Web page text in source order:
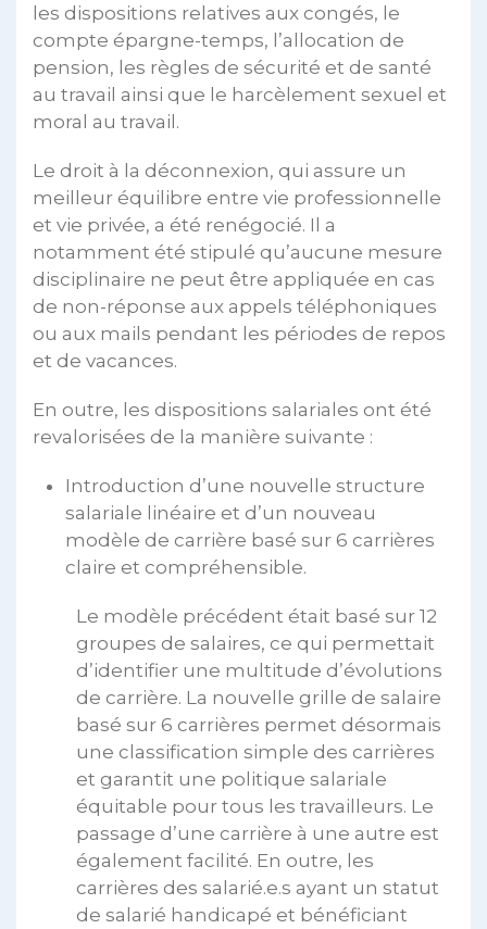
les dispositions relatives aux congés, le
compte épargne-temps, l’allocation de
pension, les règles de sécurité et de santé
au travail ainsi que le harcèlement sexuel et
moral au travail.
Le droit à la déconnexion, qui assure un
meilleur équilibre entre vie professionnelle
et vie privée, a été renégocié. Il a
notamment été stipulé qu’aucune mesure
disciplinaire ne peut être appliquée en cas
de non-réponse aux appels téléphoniques
ou aux mails pendant les périodes de repos
et de vacances.
En outre, les dispositions salariales ont été
revalorisées de la manière suivante :
Introduction d’une nouvelle structure
salariale linéaire et d’un nouveau
modèle de carrière basé sur 6 carrières
claire et compréhensible.
Le modèle précédent était basé sur 12
groupes de salaires, ce qui permettait
d’identifier une multitude d’évolutions
de carrière. La nouvelle grille de salaire
basé sur 6 carrières permet désormais
une classification simple des carrières
et garantit une politique salariale
équitable pour tous les travailleurs. Le
passage d’une carrière à une autre est
également facilité. En outre, les
carrières des salarié.e.s ayant un statut
de salarié handicapé et bénéficiant